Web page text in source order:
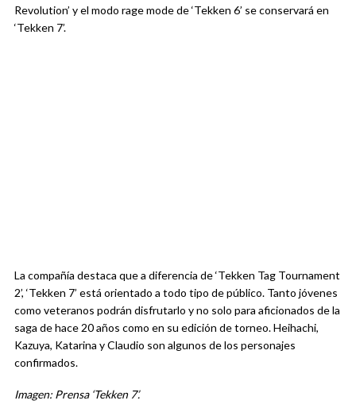
Revolution’ y el modo rage mode de ‘Tekken 6’ se conservará en
‘Tekken 7’.
La compañía destaca que a diferencia de ‘Tekken Tag Tournament
2’, ‘Tekken 7’ está orientado a todo tipo de público. Tanto jóvenes
como veteranos podrán disfrutarlo y no solo para aficionados de la
saga de hace 20 años como en su edición de torneo. Heihachi,
Kazuya, Katarina y Claudio son algunos de los personajes
confirmados.
Imagen: Prensa ‘Tekken 7’.